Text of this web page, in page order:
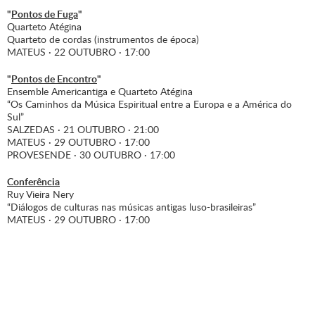
"Pontos de Fuga"
Quarteto Atégina
Quarteto de cordas (instrumentos de época)
MATEUS · 22 OUTUBRO · 17:00
"Pontos de Encontro"
Ensemble Americantiga e Quarteto Atégina
“Os Caminhos da Música Espiritual entre a Europa e a América do
Sul”
SALZEDAS · 21 OUTUBRO · 21:00
MATEUS · 29 OUTUBRO · 17:00
PROVESENDE · 30 OUTUBRO · 17:00
Conferência
Ruy Vieira Nery
“Diálogos de culturas nas músicas antigas luso-brasileiras”
MATEUS · 29 OUTUBRO · 17:00